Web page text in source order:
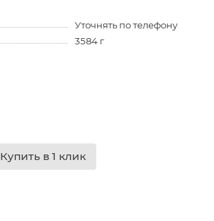
Уточнять по телефону
3584 г
Купить в 1 клик